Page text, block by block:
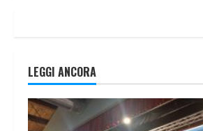
LEGGI ANCORA